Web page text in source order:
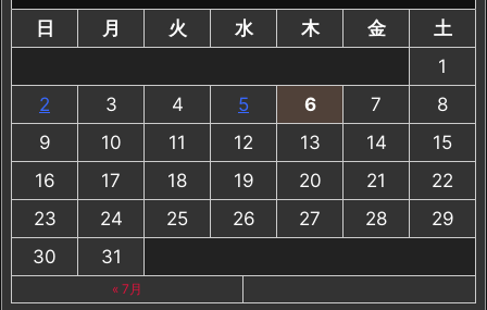
日
月 火 水 木 金
土
1
2
3 4 5 6 7
8
9
10 11 12 13 14
15
16
17 18 19 20 21
22
23
24 25 26 27 28
29
30
31
« 7月